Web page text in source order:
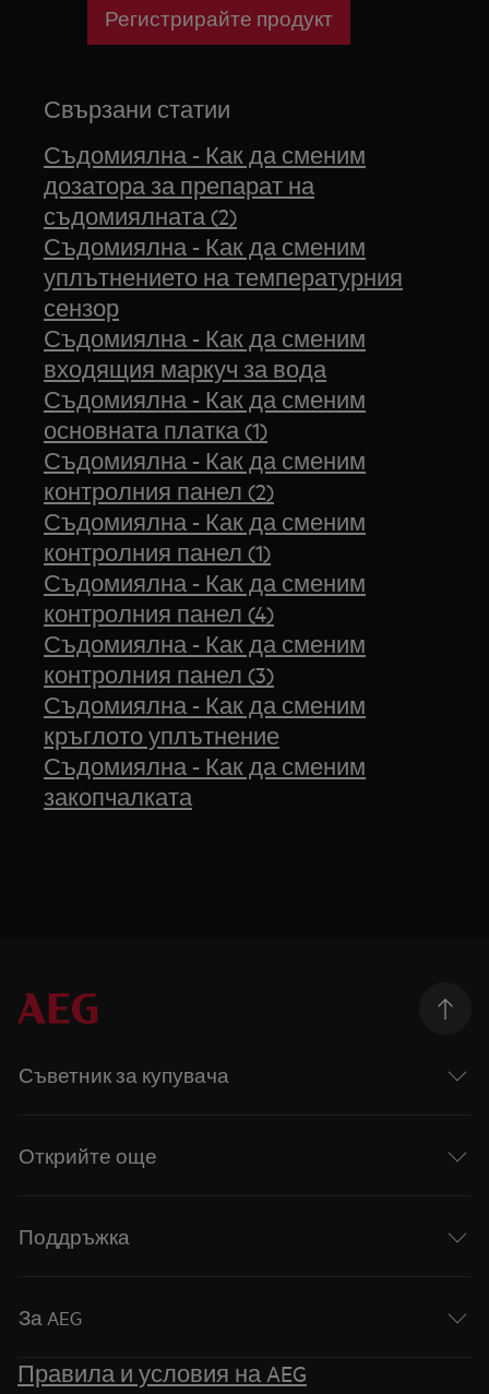
Регистрирайте продукт
Свързани статии
Съдомиялна - Как да сменим
дозатора за препарат на
съдомиялната (2)
Съдомиялна - Как да сменим
уплътнението на температурния
сензор
Съдомиялна - Как да сменим
входящия маркуч за вода
Съдомиялна - Как да сменим
основната платка (1)
Съдомиялна - Как да сменим
контролния панел (2)
Съдомиялна - Как да сменим
контролния панел (1)
Съдомиялна - Как да сменим
контролния панел (4)
Съдомиялна - Как да сменим
контролния панел (3)
Съдомиялна - Как да сменим
кръглото уплътнение
Съдомиялна - Как да сменим
закопчалката
Съветник за купувача
Открийте още
Поддръжка
За AEG
Правила и условия на AEG